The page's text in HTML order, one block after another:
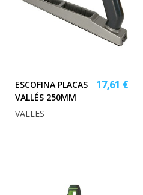
ESCOFINA PLACAS
VALLÉS 250MM
17,61 €
VALLES